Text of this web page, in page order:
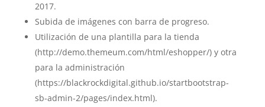
2017.
Subida de imágenes con barra de progreso.
Utilización de una plantilla para la tienda
(http://demo.themeum.com/html/eshopper/) y otra
para la administración
(https://blackrockdigital.github.io/startbootstrap-
sb-admin-2/pages/index.html).